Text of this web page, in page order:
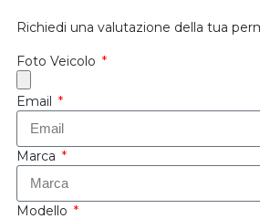
Richiedi una valutazione della tua
Foto Veicolo
Email
Marca
Modello